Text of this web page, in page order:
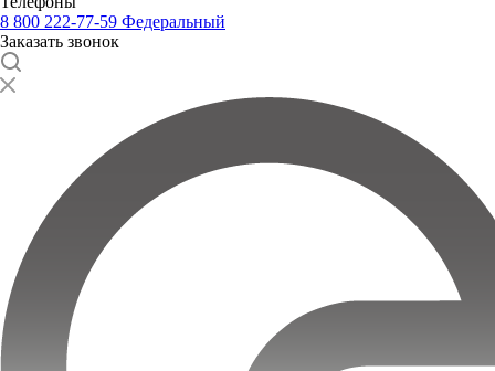
8 800 222-77-59 Федеральный
Заказать звонок